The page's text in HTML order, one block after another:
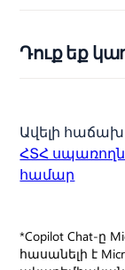
Դուք եք
Ավելի
ՀՏՀ
համար
*Copilot Chat-ը
հասանելի է